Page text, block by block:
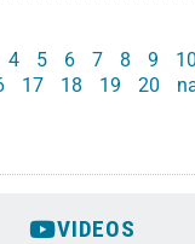
4 5 6 7 8 9 10
17 18 19 20
VIDEOS